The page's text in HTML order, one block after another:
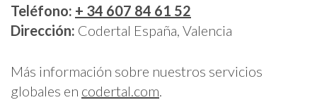
Teléfono: + 34 607 84 61 52
Dirección: Codertal España, Valencia
Más información sobre nuestros servicios
globales en codertal.com